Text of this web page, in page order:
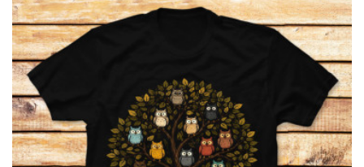
Művészet
Macskák
Természet
Világűr
Black
&
White
Állatok